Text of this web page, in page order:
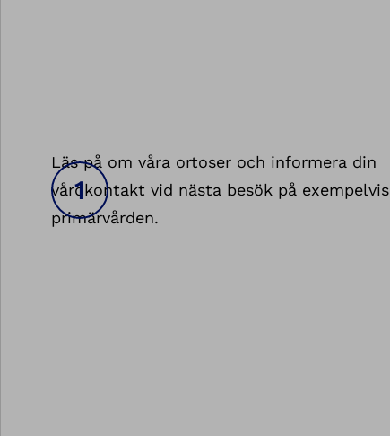
Läs på om våra ortoser och informera din
vårdkontakt vid nästa besök på exempelvis
primärvården.